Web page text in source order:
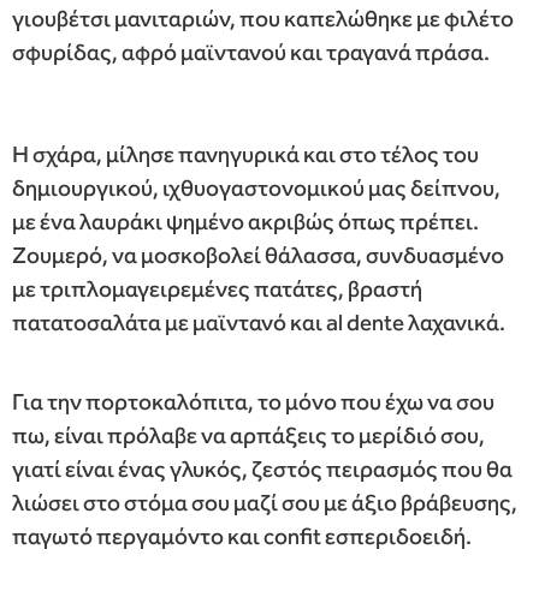
γιουβέτσι μανιταριών, που καπελώθηκε με φιλέτο
σφυρίδας, αφρό μαϊντανού και τραγανά πράσα.
Η σχάρα, μίλησε πανηγυρικά και στο τέλος του
δημιουργικού, ιχθυογαστονομικού μας δείπνου,
με ένα λαυράκι ψημένο ακριβώς όπως πρέπει.
Ζουμερό, να μοσκοβολεί θάλασσα, συνδυασμένο
με τριπλομαγειρεμένες πατάτες, βραστή
πατατοσαλάτα με μαϊντανό και al dente λαχανικά.
Για την πορτοκαλόπιτα, το μόνο που έχω να σου
πω, είναι πρόλαβε να αρπάξεις το μερίδιό σου,
γιατί είναι ένας γλυκός, ζεστός πειρασμός που θα
λιώσει στο στόμα σου μαζί σου με άξιο βράβευσης,
παγωτό περγαμόντο και confit εσπεριδοειδή.